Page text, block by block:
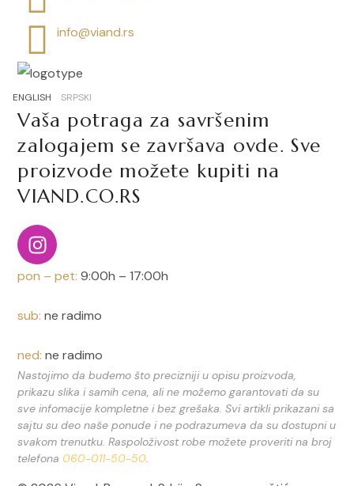
info@viand.rs
ENGLISH SRPSKI
Vaša potraga za savršenim
zalogajem se završava ovde. Sve
proizvode možete kupiti na
VIAND.CO.RS
pon – pet: 9:00h – 17:00h
sub: ne radimo
ned: ne radimo
Nastojimo da budemo što precizniji u opisu proizvoda,
prikazu slika i samih cena, ali ne možemo garantovati da su
sve infomacije kompletne i bez grešaka. Svi artikli prikazani sa
sajtu su deo naše ponude i ne podrazumeva da su dostupni u
svakom trenutku. Raspoloživost robe možete proveriti na broj
telefona 060-011-50-50.